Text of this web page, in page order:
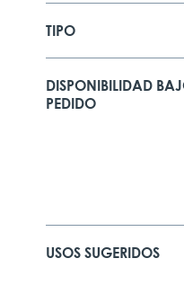
TIPO
DISPONIBILIDAD
PEDIDO
USOS SUGERIDOS